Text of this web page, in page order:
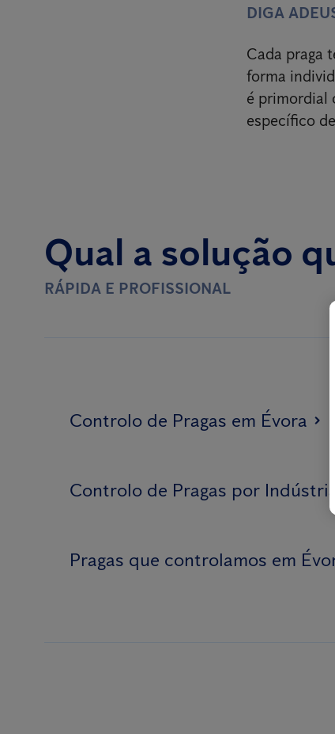
DIGA
Cada praga
forma
é primordial
específico
Qual a solução
RÁPIDA E PROFISSIONAL
Controlo de Pragas em Évora
Controlo de Pragas por Indústria
Pragas que controlamos em